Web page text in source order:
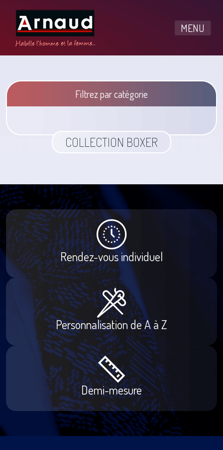
MENU
Filtrez par catégorie
COLLECTION BOXER
Rendez-vous individuel
Personnalisation de A à Z
Demi-mesure